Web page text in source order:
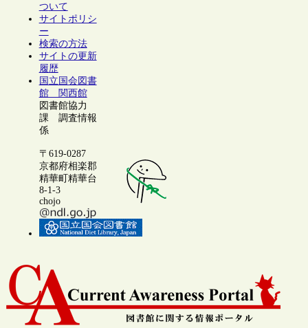
ついて
サイトポリシ
ー
検索の方法
サイトの更新
履歴
国立国会図書
館 関西館
図書館協力
課 調査情報
係
〒619-0287
京都府相楽郡
精華町精華台
8-1-3
chojo